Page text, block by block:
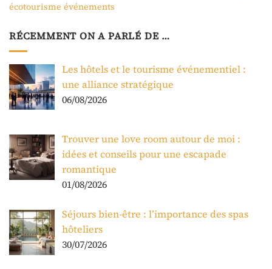
écotourisme événements
RÉCEMMENT ON A PARLÉ DE …
Les hôtels et le tourisme événementiel :
une alliance stratégique
06/08/2026
Trouver une love room autour de moi :
idées et conseils pour une escapade
romantique
01/08/2026
Séjours bien-être : l’importance des spas
hôteliers
30/07/2026